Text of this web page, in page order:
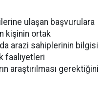
ulaşan başvurulara
kişinin ortak
arazi sahiplerinin bilgisi
faaliyetleri
araştırılması gerektiğini